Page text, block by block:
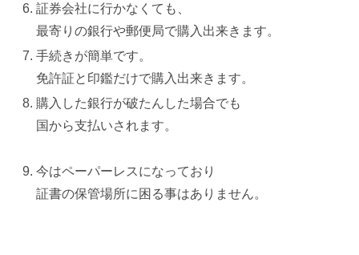
証券会社に行かなくても、
最寄りの銀行や郵便局で購入出来きます。
手続きが簡単です。
免許証と印鑑だけで購入出来きます。
購入した銀行が破たんした場合でも
国から支払いされます。
今はペーパーレスになっており
証書の保管場所に困る事はありません。